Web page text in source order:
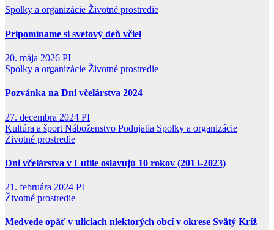
Spolky a organizácie Životné prostredie
Pripomíname si svetový deň včiel
20. mája 2026 PI
Spolky a organizácie Životné prostredie
Pozvánka na Dni včelárstva 2024
27. decembra 2024 PI
Kultúra a šport Náboženstvo Podujatia Spolky a organizácie
Životné prostredie
Dni včelárstva v Lutile oslavujú 10 rokov (2013-2023)
21. februára 2024 PI
Životné prostredie
Medvede opäť v uliciach niektorých obcí v okrese Svätý Kríž